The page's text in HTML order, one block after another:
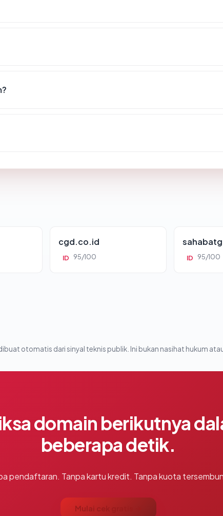
cgd.co.id
ID 95/100 ID 95/100
otomatis dari sinyal teknis publik. Ini bukan nasihat hukum
domain berikutnya
beberapa detik.
pendaftaran. Tanpa kartu kredit. Tanpa kuota
Mulai cek gratis →